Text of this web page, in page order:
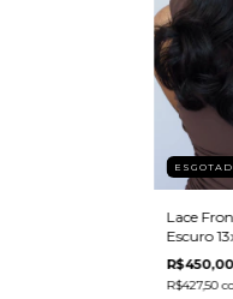
Lace
Escuro
R$450,00
R$427,50